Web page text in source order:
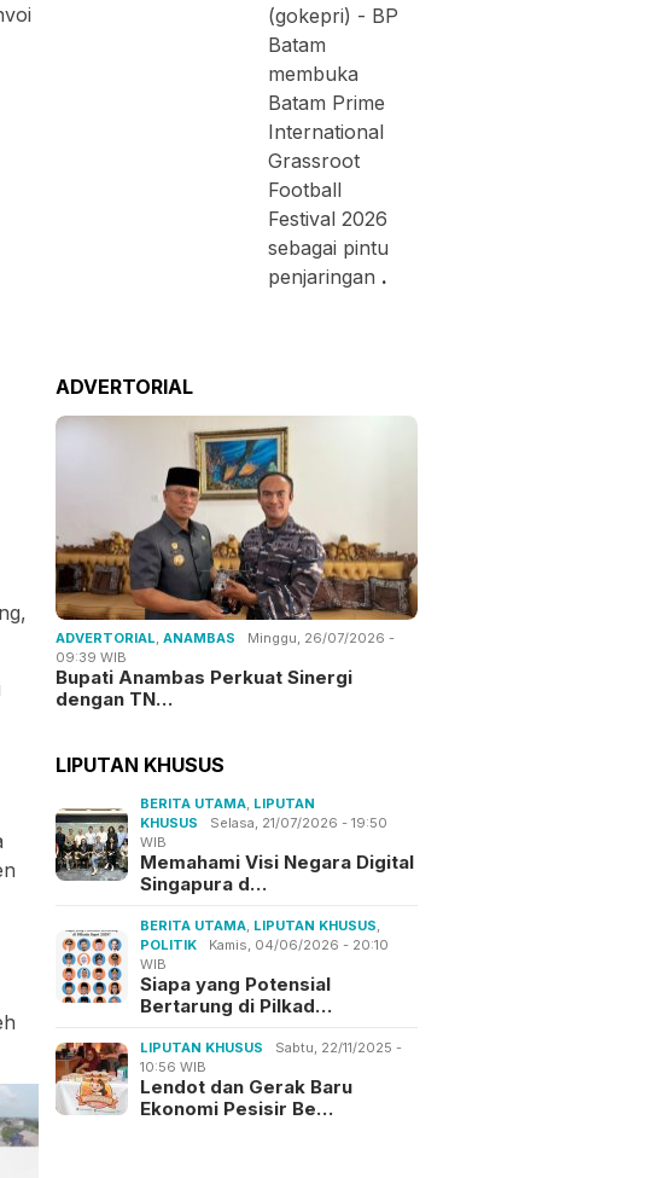
(gokepri) - BP
Batam
membuka
Batam Prime
International
Grassroot
Football
Festival 2026
sebagai pintu
penjaringan .
ADVERTORIAL
ADVERTORIAL,ANAMBAS
Minggu, 26/07/2026 -
09:39 WIB
Bupati Anambas Perkuat Sinergi
dengan TN…
LIPUTAN KHUSUS
BERITA UTAMA, LIPUTAN
KHUSUS
Selasa, 21/07/2026 - 19:50
WIB
Memahami Visi Negara Digital
Singapura d…
BERITA UTAMA, LIPUTAN KHUSUS,
POLITIK
Kamis, 04/06/2026 - 20:10
WIB
Siapa yang Potensial
Bertarung di Pilkad…
LIPUTAN KHUSUS
Sabtu, 22/11/2025 -
10:56 WIB
Lendot dan Gerak Baru
Ekonomi Pesisir Be…